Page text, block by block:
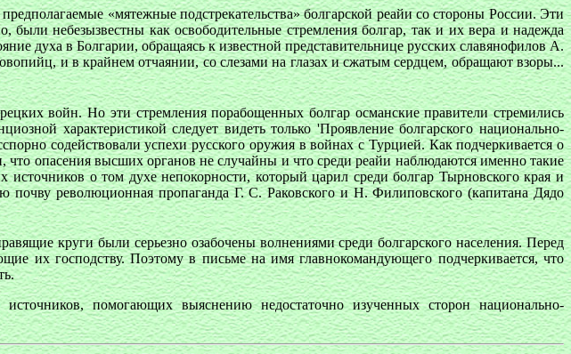
«мятежные подстрекательства» болгарской реайи со стороны России. Эти
небезызвестны как освободительные стремления болгар, так и их вера и надежда
духа в Болгарии, обращаясь к известной представительнице русских славянофилов А.
и в крайнем отчаянии, со слезами на глазах и сжатым сердцем, обращают взоры...
войн. Но эти стремления порабощенных болгар османские правители стремились
характеристикой следует видеть только 'Проявление болгарского национально-
содействовали успехи русского оружия в войнах с Турцией. Как подчеркивается о
опасения высших органов не случайны и что среди реайи наблюдаются именно такие
о том духе непокорности, который царил среди болгар Тырновского края и
революционная пропаганда Г. С. Раковского и Н. Филиповского (капитана Дядо
круги были серьезно озабочены волнениями среди болгарского населения. Перед
их господству. Поэтому в письме на имя главнокомандующего подчеркивается, что
помогающих выяснению недостаточно изученных сторон национально-